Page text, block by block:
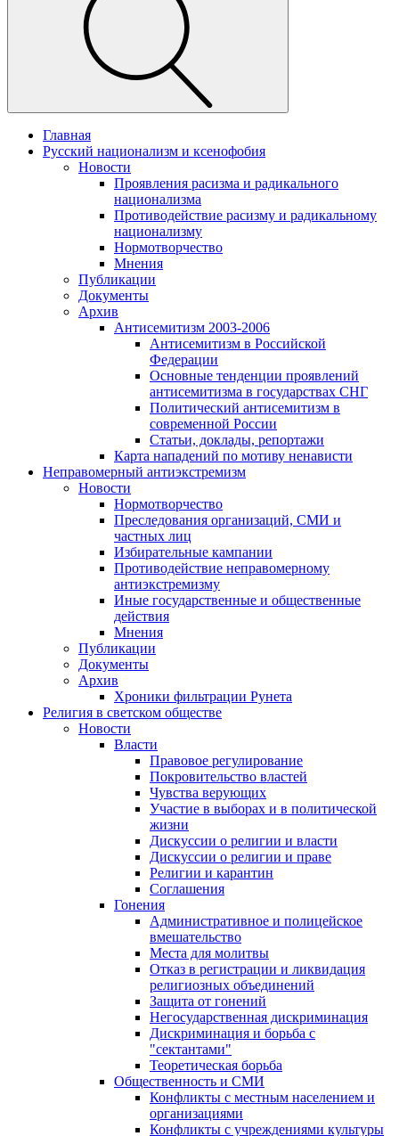
Главная
Русский национализм и ксенофобия
Новости
Проявления расизма и радикального
национализма
Противодействие расизму и радикальному
национализму
Нормотворчество
Мнения
Публикации
Документы
Архив
Антисемитизм 2003-2006
Антисемитизм в Российской
Федерации
Основные тенденции проявлений
антисемитизма в государствах СНГ
Политический антисемитизм в
современной России
Статьи, доклады, репортажи
Карта нападений по мотиву ненависти
Неправомерный антиэкстремизм
Новости
Нормотворчество
Преследования организаций, СМИ и
частных лиц
Избирательные кампании
Противодействие неправомерному
антиэкстремизму
Иные государственные и общественные
действия
Мнения
Публикации
Документы
Архив
Хроники фильтрации Рунета
Религия в светском обществе
Новости
Власти
Правовое регулирование
Покровительство властей
Чувства верующих
Участие в выборах и в политической
жизни
Дискуссии о религии и власти
Дискуссии о религии и праве
Религии и карантин
Соглашения
Гонения
Административное и полицейское
вмешательство
Места для молитвы
Отказ в регистрации и ликвидация
религиозных объединений
Защита от гонений
Негосударственная дискриминация
Дискриминация и борьба с
"сектантами"
Теоретическая борьба
Общественность и СМИ
Конфликты с местным населением и
организациями
Конфликты с учреждениями культуры